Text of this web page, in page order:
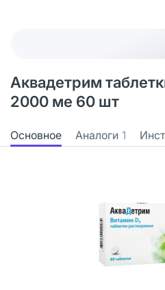
Аквадетрим
2000 ме 60 шт
Основное Аналоги 1